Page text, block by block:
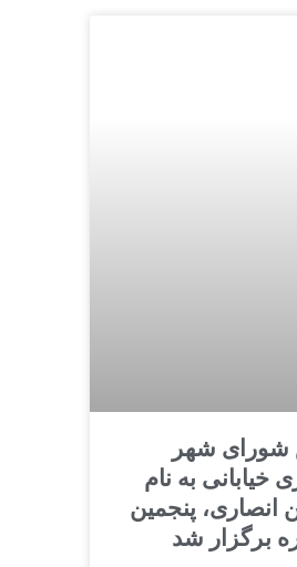
شورای شهر
خیابانی به نام
انصاری، پنجمین
برگزار شد